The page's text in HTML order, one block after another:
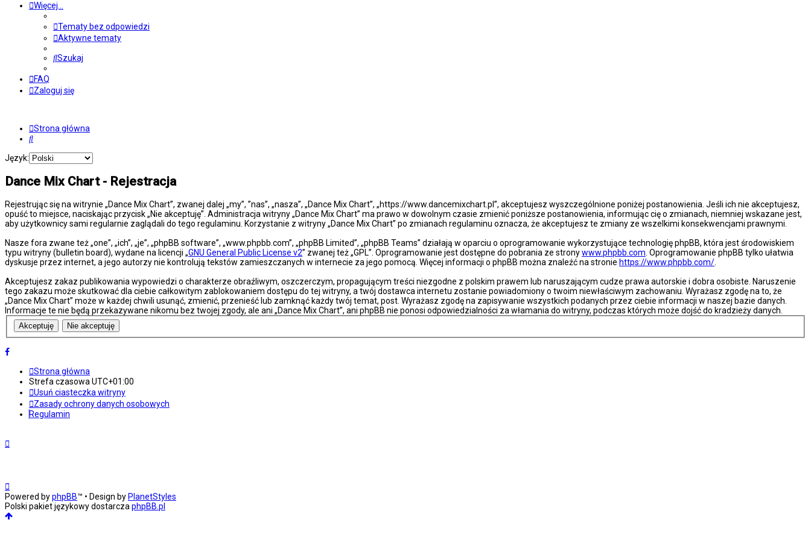
Więcej…
Tematy bez odpowiedzi
Aktywne tematy
Szukaj
FAQ
Zaloguj się
Strona główna
Szukaj
Język:
Dance Mix Chart - Rejestracja
Rejestrując się na witrynie „Dance Mix Chart”, zwanej dalej „my”, ”nas”, „nasza”, „Dance Mix Chart”, „https://www.dancemixchart.pl”, akceptujesz wyszczególnione poniżej postanowienia. Jeśli ich nie akceptujesz,
opuść to miejsce, naciskając przycisk „Nie akceptuję”. Administracja witryny „Dance Mix Chart” ma prawo w dowolnym czasie zmienić poniższe postanowienia, informując cię o zmianach, niemniej wskazane jest,
aby użytkownicy sami regularnie zaglądali do tego regulaminu. Korzystanie z witryny „Dance Mix Chart” po zmianach regulaminu oznacza, że akceptujesz te zmiany ze wszelkimi konsekwencjami prawnymi.
Nasze fora zwane też „one”, „ich”, „je”, „phpBB software”, „www.phpbb.com”, „phpBB Limited”, „phpBB Teams” działają w oparciu o oprogramowanie wykorzystujące technologię phpBB, która jest środowiskiem
typu witryny (bulletin board), wydane na licencji „GNU General Public License v2” zwanej też „GPL”. Oprogramowanie jest dostępne do pobrania ze stronywww.phpbb.com . Oprogramowanie phpBB tylko ułatwia
dyskusje przez internet, a jego autorzy nie kontrolują tekstów zamieszczanych w internecie za jego pomocą. Więcej informacji o phpBB można znaleźć na stronie https://www.phpbb.com/
Akceptujesz zakaz publikowania wypowiedzi o charakterze obraźliwym, oszczerczym, propagującym treści niezgodne z polskim prawem lub naruszającym cudze prawa autorskie i dobra osobiste. Naruszenie
tego zakazu może skutkować dla ciebie całkowitym zablokowaniem dostępu do tej witryny, a twój dostawca internetu zostanie powiadomiony o twoim niewłaściwym zachowaniu. Wyrażasz zgodę na to, że
„Dance Mix Chart” może w każdej chwili usunąć, zmienić, przenieść lub zamknąć każdy twój temat, post. Wyrażasz zgodę na zapisywanie wszystkich podanych przez ciebie informacji w naszej bazie danych.
Informacje te nie będą przekazywane nikomu bez twojej zgody, ale ani „Dance Mix Chart”, ani phpBB nie ponosi odpowiedzialności za włamania do witryny, podczas których może dojść do kradzieży danych.
Strona główna
Strefa czasowaUTC+01:00
Usuń ciasteczka witryny
Zasady ochrony danych osobowych
Regulamin
Powered byphpBB™ • Design by PlanetStyles
Polski pakiet językowy dostarczaphpBB.pl